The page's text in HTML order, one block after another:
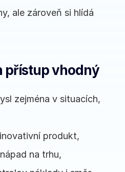
ale zároveň si hlídá
přístup vhodný
zejména v situacích,
produkt,
na trhu,